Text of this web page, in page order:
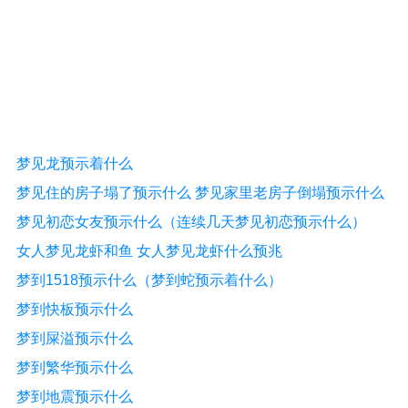
梦见龙预示着什么
梦见住的房子塌了预示什么 梦见家里老房子倒塌预示什么
梦见初恋女友预示什么（连续几天梦见初恋预示什么）
女人梦见龙虾和鱼 女人梦见龙虾什么预兆
梦到1518预示什么（梦到蛇预示着什么）
梦到快板预示什么
梦到屎溢预示什么
梦到繁华预示什么
梦到地震预示什么